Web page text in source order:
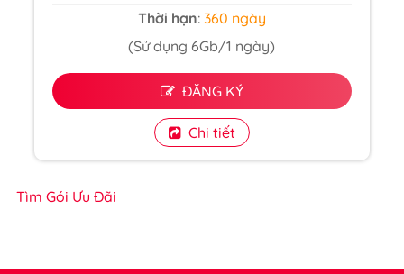
Thời hạn:360 ngày
(Sử dụng 6Gb/1 ngày)
ĐĂNG KÝ
Chi tiết
Tìm Gói Ưu Đãi